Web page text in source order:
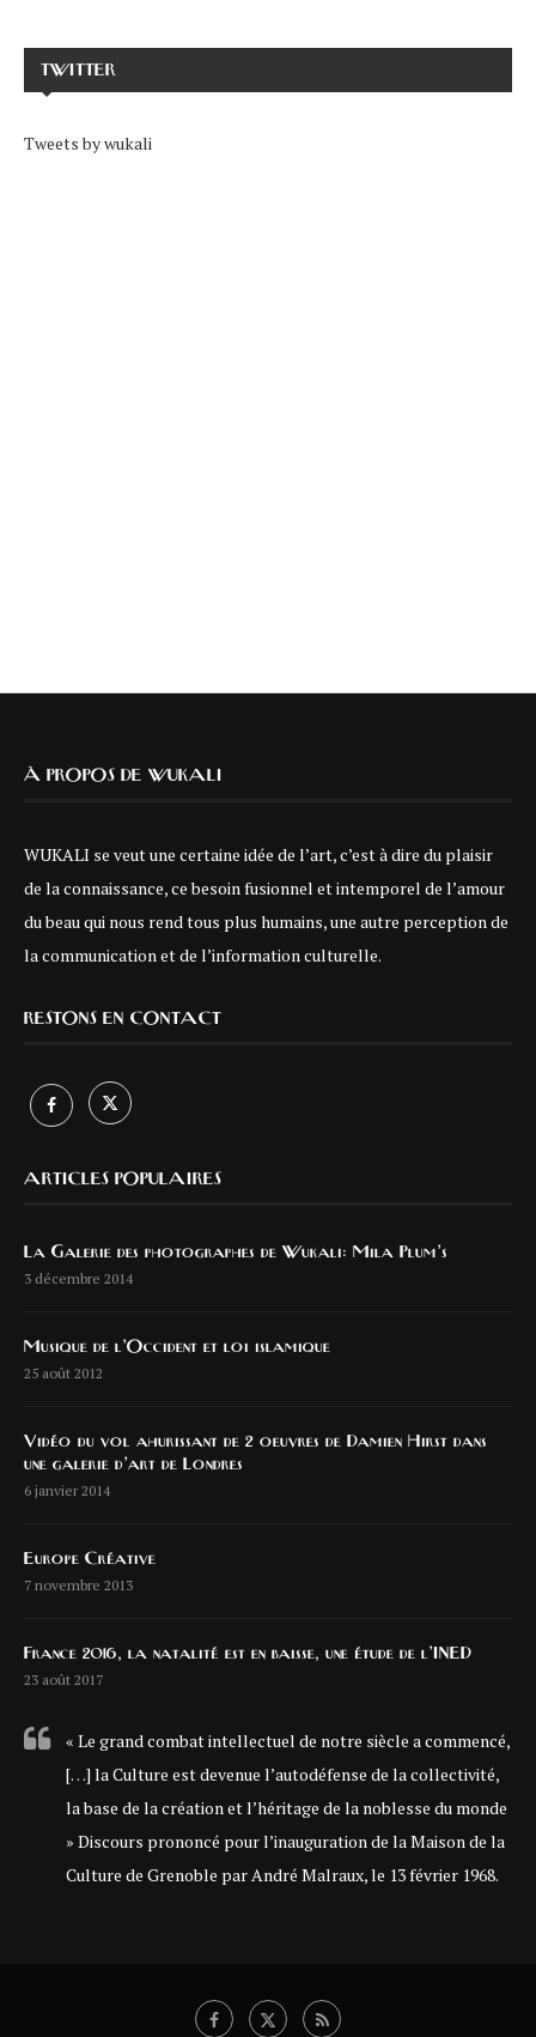
TWITTER
Tweets by wukali
À PROPOS DE WUKALI
WUKALI se veut une certaine idée de l’art, c’est à dire du plaisir
de la connaissance, ce besoin fusionnel et intemporel de l’amour
du beau qui nous rend tous plus humains, une autre perception de
la communication et de l’information culturelle.
RESTONS EN CONTACT
ARTICLES POPULAIRES
La Galerie des photographes de Wukali: Mila Plum’s
3 décembre 2014
Musique de l’Occident et loi islamique
25 août 2012
Vidéo du vol ahurissant de 2 oeuvres de Damien Hirst dans
une galerie d’art de Londres
6 janvier 2014
Europe Créative
7 novembre 2013
France 2016, la natalité est en baisse, une étude de l’INED
23 août 2017
« Le grand combat intellectuel de notre siècle a commencé,
[…] la Culture est devenue l’autodéfense de la collectivité,
la base de la création et l’héritage de la noblesse du monde
» Discours prononcé pour l’inauguration de la Maison de la
Culture de Grenoble par André Malraux, le 13 février 1968.